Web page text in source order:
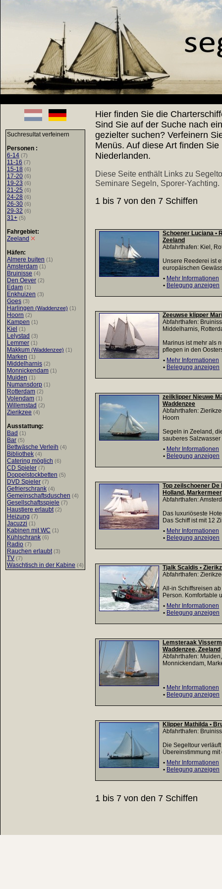
Suchresultat verfeinern
Personen :
6-14 (7)
11-16 (7)
15-18 (6)
17-20 (6)
19-23 (6)
21-25 (6)
24-28 (6)
26-30 (6)
29-32 (6)
31+ (5)
Fahrgebiet:
Zeeland
Häfen:
Almere buiten (1)
Amsterdam (1)
Bruinisse (4)
Den Oever (2)
Edam (1)
Enkhuizen (3)
Goes (3)
Harlingen (Waddenzee) (1)
Hoorn (2)
Kampen (1)
Kiel (1)
Lelystad (3)
Lemmer (1)
Makkum (Waddenzee) (1)
Marken (1)
Middelharnis (2)
Monnickendam (1)
Muiden (1)
Numansdorp (1)
Rotterdam (2)
Volendam (1)
Willemstad (2)
Zierikzee (4)
Ausstattung:
Bad (1)
Bar (5)
Bettwäsche Verleih (4)
Bibliothek (4)
Catering möglich (6)
CD Spieler (7)
Doppelstockbetten (5)
DVD Spieler (7)
Gefrierschrank (4)
Gemeinschaftsduschen (4)
Gesellschaftsspiele (7)
Haustiere erlaubt (2)
Heizung (7)
Jacuzzi (1)
Kabinen mit WC (1)
Kühlschrank (6)
Radio (7)
Rauchen erlaubt (3)
TV (7)
Waschtisch in der Kabine (4)
Hier finden Sie die
Sind Sie auf der Suche nach
gezielter suchen? Verfeinern
Menüs. Auf diese Art finden
Niederlanden.
Diese Seite enthält Links zu
Seminare Segeln, Sporer-Yachting.
1 bis 7 von den 7 Schiffen
Schoener Luciana •
Zeeland
Abfahrthafen: Kiel,
Unsere Reederei ist
europäischen
• Mehr Informationen
• Belegung anzeigen
Zeeuwse klipper
Abfahrthafen:
Middelharnis,
Marinus ist mehr als
pflegen in den
• Mehr Informationen
• Belegung anzeigen
zeilklipper Nieuwe
Waddenzee
Abfahrthafen:
Hoorn
Segeln in Zeeland,
sauberes
• Mehr Informationen
• Belegung anzeigen
Top zeilschoener De
Holland,
Abfahrthafen:
Das luxuriöseste
Das Schiff ist mit 12
• Mehr Informationen
• Belegung anzeigen
Tjalk Scaldis •
Abfahrthafen:
All-in Schiffsreisen
Person. Komfortable
• Mehr Informationen
• Belegung anzeigen
Lemsteraak
Waddenzee, Zeeland
Abfahrthafen:
Monnickendam,
• Mehr Informationen
• Belegung anzeigen
Klipper Mathilda •
Abfahrthafen:
Die Segeltour
Übereinstimmung
• Mehr Informationen
• Belegung anzeigen
1 bis 7 von den 7 Schiffen